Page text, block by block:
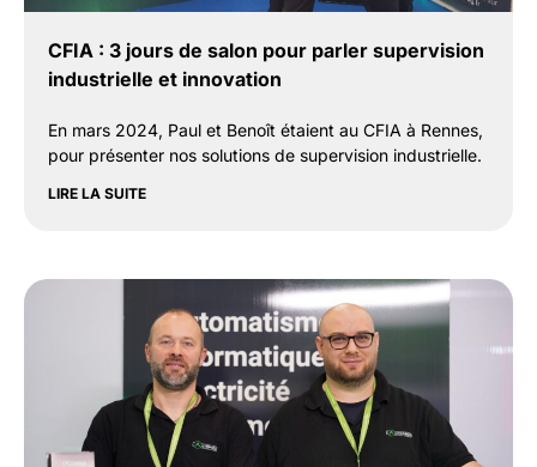
CFIA : 3 jours de salon pour parler supervision
industrielle et innovation
En mars 2024, Paul et Benoît étaient au CFIA à Rennes,
pour présenter nos solutions de supervision industrielle.
LIRE LA SUITE